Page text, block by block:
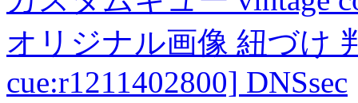
オリジナル画像 紐づけ
cue:r1211402800] DNSsec